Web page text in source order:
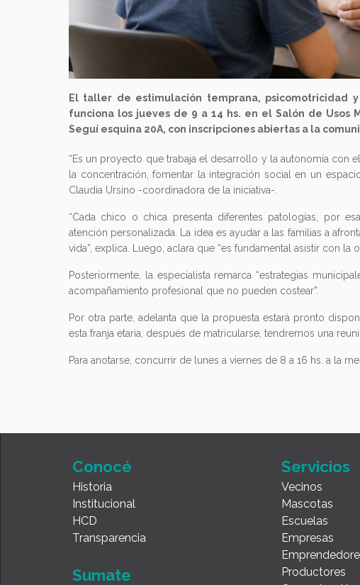
El taller de estimulación temprana, psicomotricidad
funciona los jueves de 9 a 14 hs. en el Salón de Usos
Seguí esquina 20A, con inscripciones abiertas a la
“Es un proyecto que trabaja el desarrollo y la autonomía con
la concentración, fomentar la integración social en un
Claudia Ursino -coordinadora de la iniciativa-.
“Cada chico o chica presenta diferentes patologías, por
atención personalizada. La idea es ayudar a las familias a
vida”, explica. Luego, aclara que “es fundamental asistir con la
Posteriormente, la especialista remarca “estrategias
acompañamiento profesional que no pueden costear”.
Por otra parte, adelanta que la propuesta estará pronto
esta franja etaria, después de matricularse, tendremos una
Para anotarse, concurrir de lunes a viernes de 8 a 16 hs. a la
Conocé
Historia
Institucional
HCD
Transparencia
Sumate
Servicios
Vecinos
Mascotas
Escuelas
Empresas
Productores